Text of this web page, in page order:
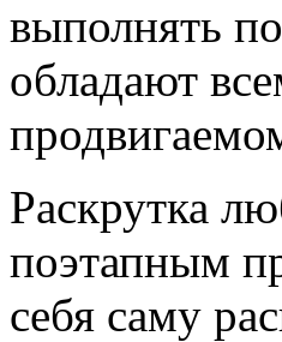
выполнять
обладают
Раскрутка
поэтапным
себя саму